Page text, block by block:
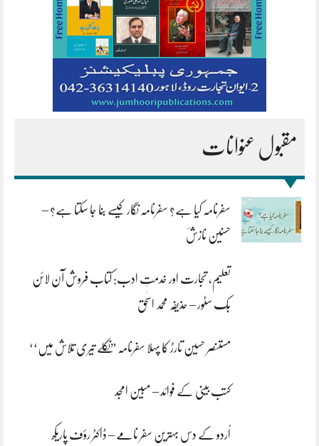
مقبول عنوانات
سفرنامہ کیا ہے؟ سفرنامہ نگار کیسے بنا جا سکتا ہے؟ –
حسنین نازشؔ
تعلیم، تجارت اور خدمتِ ادب: کتاب فروش آن لائن
بُک سٹور – حذیفہ محمد اسحٰق
مستنصر حسین تارڑ کا پہلا سفرنامہ ”نکلے تیری تلاش میں‘‘
کتب بینی کے فوائد – مبین امجد
اُردو کے دس بہترین سفر نامے – ڈاکٹر رؤف پاریکھ